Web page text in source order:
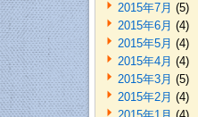
2015年7月 (5)
2015年6月 (4)
2015年5月 (4)
2015年4月 (4)
2015年3月 (5)
2015年2月 (4)